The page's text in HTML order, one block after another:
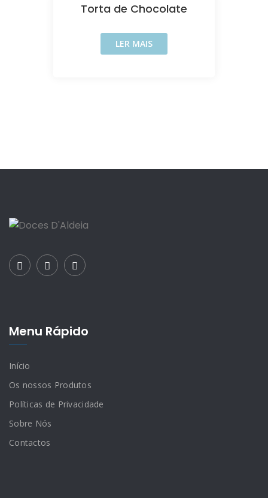
Torta de Chocolate
LER MAIS
Menu Rápido
Início
Os nossos Produtos
Políticas de Privacidade
Sobre Nós
Contactos